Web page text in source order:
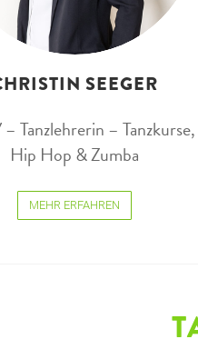
SEEGER
Tanzlehrerin – Tanzkurse,
Hip Hop & Zumba
MEHR ERFAHREN